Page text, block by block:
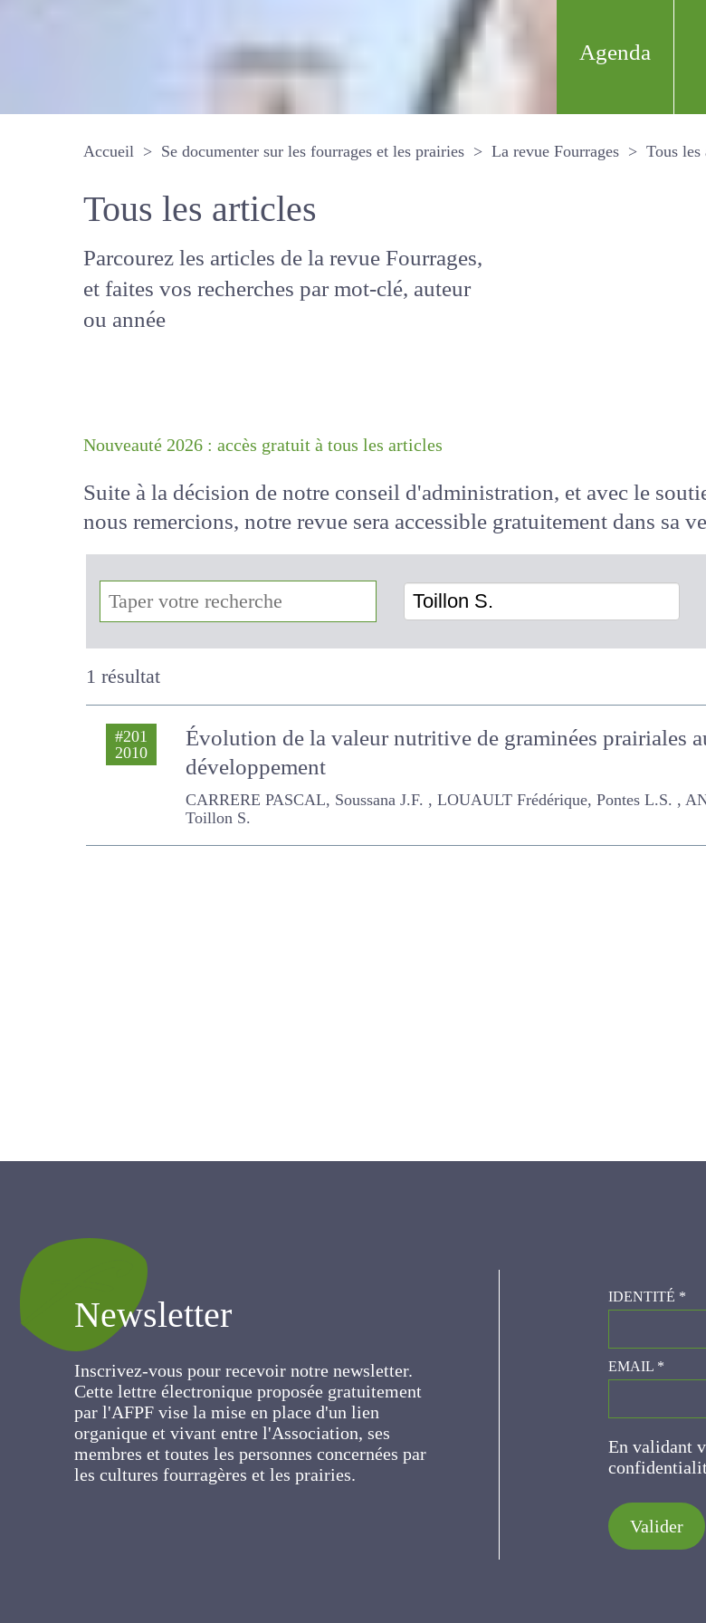
Agenda
Accueil Se documenter sur les fourrages et les prairies La revue Fourrages
Tous les articles
Parcourez les articles de la revue
Fourrages, et faites vos recherches par
mot-clé, auteur ou année
Suite à la décision de notre conseil d'administration, et avec le
nous remercions, notre revue sera accessiblegratuitementdans
!
Toillon S.
1 résultat
#201
2010
Évolution de la valeur nutritive de graminées prairiales
développement
CARRERE PASCAL, Soussana J.F. , LOUAULT Frédérique, Pontes L.S. ,
Newsletter
Inscrivez-vous pour recevoir notre newsletter.
Cette lettre électronique proposée
gratuitement par l'AFPF vise la mise en place
d'un lien organique et vivant entre
l'Association, ses membres et toutes les
personnes concernées par les cultures
fourragères et les prairies.
IDENTITÉ*
EMAIL*
En validant
de
Valider